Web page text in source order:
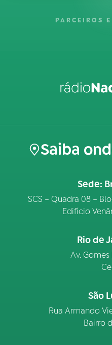
PARCEIROS
Saiba
Sede:
SCS – Quadra 08 –
Edifício
Rio de
Av. Gomes
São
Rua Armando
Bairro